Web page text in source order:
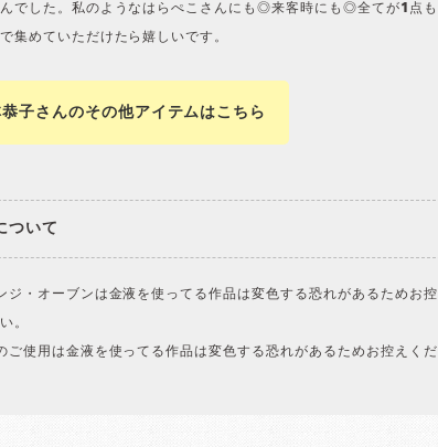
でした。私のようなはらぺこさんにも◎来客時にも◎全てが1点も
集めていただけたら嬉しいです。
子さんのその他アイテムはこちら
ついて
ジ・オーブンは金液を使ってる作品は変色する恐れがあるためお控
。
ご使用は金液を使ってる作品は変色する恐れがあるためお控えくだ